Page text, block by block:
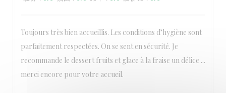
Toujours très bien accueillis. Les conditions d’hygiène sont
parfaitement respectées. On se sent en sécurité. Je
recommande le dessert fruits et glace à la fraise un délice ...
merci encore pour votre accueil.